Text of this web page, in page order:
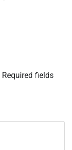
Required fields